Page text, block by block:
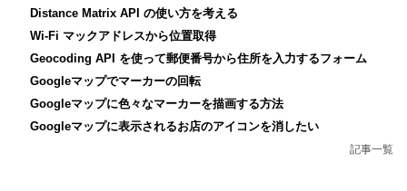
Distance Matrix API の使い方を考える
Wi-Fi マックアドレスから位置取得
Geocoding API を使って郵便番号から住所を入力するフォーム
Googleマップでマーカーの回転
Googleマップに色々なマーカーを描画する方法
Googleマップに表示されるお店のアイコンを消したい
記事一覧